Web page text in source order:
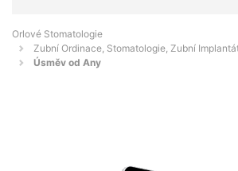
Orlové Stomatologie
Zubní Ordinace, Stomatologie, Zubní
Úsměv od Any